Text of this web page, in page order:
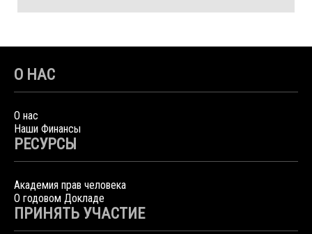
О НАС
О нас
Наши Финансы
РЕСУРСЫ
Академия прав человека
О годовом Докладе
ПРИНЯТЬ УЧАСТИЕ